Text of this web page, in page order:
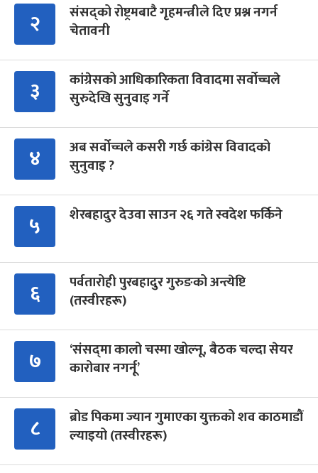
२
संसद्को रोष्ट्रमबाटै गृहमन्त्रीले दिए प्रश्न नगर्न
चेतावनी
३
कांग्रेसको आधिकारिकता विवादमा सर्वोच्चले
सुरुदेखि सुनुवाइ गर्ने
४
अब सर्वोच्चले कसरी गर्छ कांग्रेस विवादको
सुनुवाइ ?
५ शेरबहादुर देउवा साउन २६ गते स्वदेश फर्किने
६
पर्वतारोही पुरबहादुर गुरुङको अन्त्येष्टि
(तस्वीरहरू)
७
‘संसद्‍मा कालो चस्मा खोल्नू, बैठक चल्दा सेयर
कारोबार नगर्नू’
८
ब्रोड पिकमा ज्यान गुमाएका युक्तको शव काठमाडौं
ल्याइयो (तस्वीरहरू)